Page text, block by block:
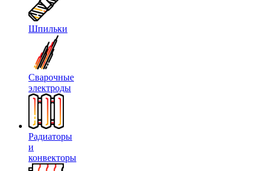
Шпильки
Сварочные
электроды
Радиаторы
и
конвекторы